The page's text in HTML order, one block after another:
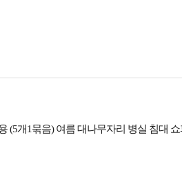
(5개1묶음) 여름 대나무자리 병실 침대 쇼